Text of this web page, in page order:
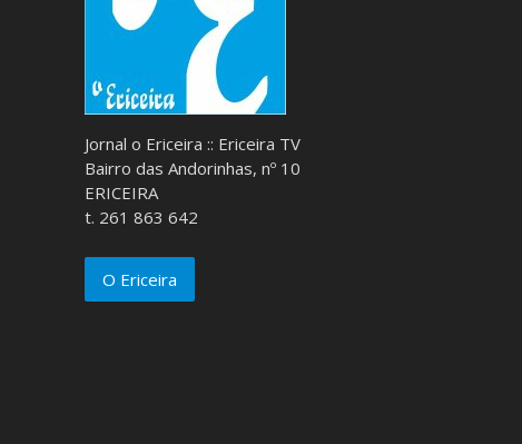
Jornal o Ericeira :: Ericeira TV
Bairro das Andorinhas, nº 10
ERICEIRA
t. 261 863 642
O Ericeira